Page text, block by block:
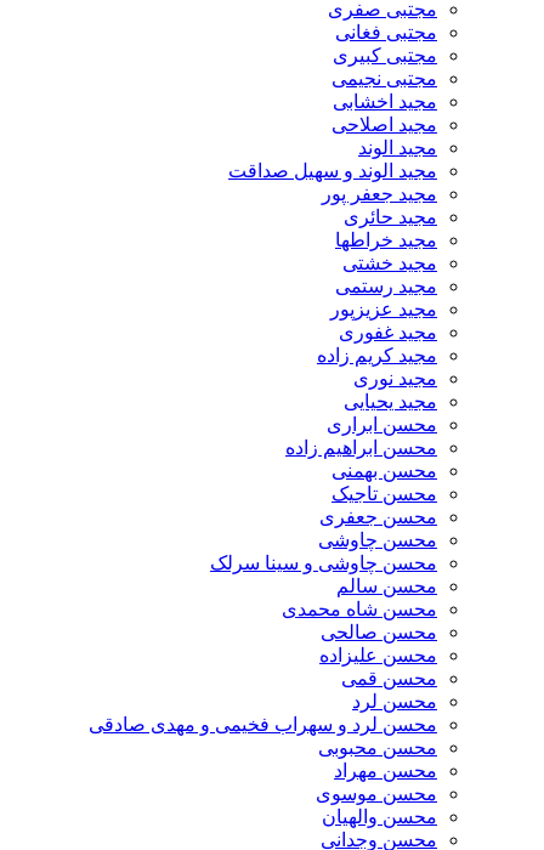
مجتبی صفری
مجتبی فغانی
مجتبی کبیری
مجتبی نجیمی
مجید اخشابی
مجید اصلاحی
مجید الوند‎
مجید الوند و سهیل صداقت
مجید جعفر پور
مجید حائری
مجید خراطها
مجید خشتی
مجید رستمی
مجید عزیزپور
مجید غفوری
مجید کریم زاده
مجید نوری
مجید یحیایی
محسن ابراری
محسن ابراهیم زاده
محسن بهمنی
محسن تاجیک
محسن جعفری
محسن چاوشی
محسن چاوشی و سینا سرلک
محسن سالم
محسن شاه محمدی
محسن صالحی
محسن علیزاده
محسن قمی
محسن لرد
محسن لرد و سهراب فخیمی و مهدی صادقی
محسن محبوبی
محسن مهراد
محسن موسوی
محسن والهیان
محسن وجدانی